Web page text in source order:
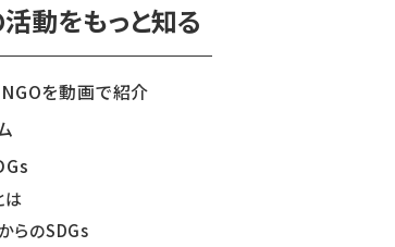
動をもっと知る
を動画で紹介
は
らのSDGs